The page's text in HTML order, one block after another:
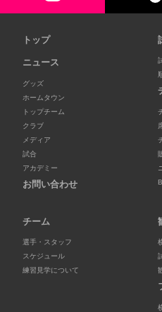
トップ
ニュース
グッズ
ホームタウン
トップチーム
クラブ
メディア
試合
アカデミー
お問い合わせ
チーム
選手・スタッフ
スケジュール
練習見学について